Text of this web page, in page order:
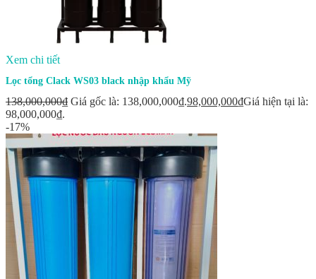
Xem chi tiết
Lọc tổng Clack WS03 black nhập khẩu Mỹ
138,000,000₫ Giá gốc là: 138,000,000₫.98,000,000₫Giá hiện tại là:
98,000,000₫.
-17%